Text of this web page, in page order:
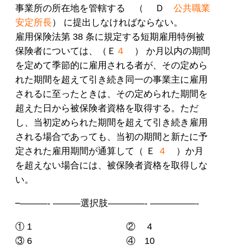
事業所の所在地を管轄する （ Ｄ公共職業
安定所長） に提出しなければならない。
雇用保険法第 38 条に規定する短期雇用特例被
保険者については、（Ｅ ４
） か月以内の期間
を定めて季節的に雇用される者が、その定めら
れた期間を超えて引き続き同一の事業主に雇用
されるに至ったときは、その定められた期間を
超えた日から被保険者資格を取得する。ただ
し、当初定められた期間を超えて引き続き雇用
される場合であっても、当初の期間と新たに予
定された雇用期間が通算して（
Ｅ ４
）か月
を超えない場合には、被保険者資格を取得しな
い。
–———- ———選択肢————- —————-
① 1 ② 4
③ 6 ④ 10